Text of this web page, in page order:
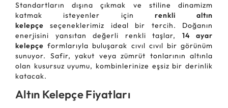
Standartların dışına çıkmak ve stiline dinamizm
katmak isteyenler için renkli altın
kelepçe seçeneklerimiz ideal bir tercih. Doğanın
enerjisini yansıtan değerli renkli taşlar, 14 ayar
kelepçe formlarıyla buluşarak cıvıl cıvıl bir görünüm
sunuyor. Safir, yakut veya zümrüt tonlarının altınla
olan kusursuz uyumu, kombinlerinize eşsiz bir derinlik
katacak.
Altın Kelepçe Fiyatları